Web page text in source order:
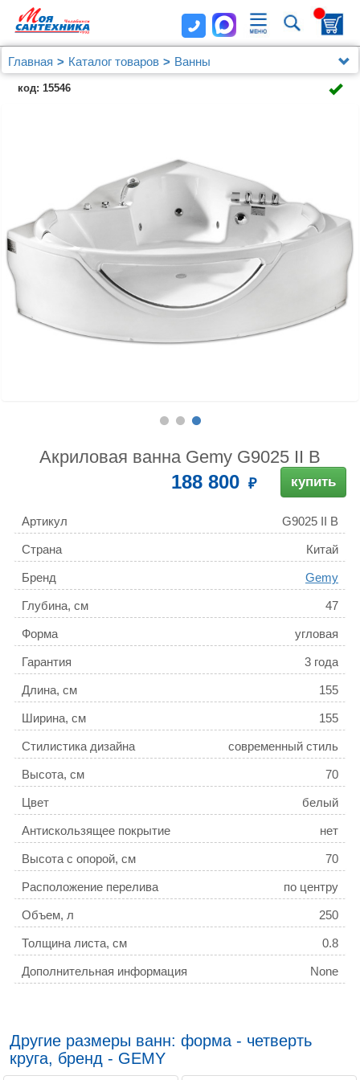
Главная Каталог товаров
Ванны
Акриловая ванна Gemy G9025 II B
код: 15546
Акриловая ванна Gemy G9025 II B
188 800 купить
Артикул G9025 II B
Страна Китай
Бренд Gemy
Глубина, см 47
Форма угловая
Гарантия 3 года
Длина, см 155
Ширина, см 155
Стилистика дизайна современный стиль
Высота, см 70
Цвет белый
Антискользящее покрытие нет
Высота с опорой, см 70
Расположение перелива по центру
Объем, л 250
Толщина листа, см 0.8
Дополнительная информация None
Материал
Другие размеры ванн: форма - четверть
круга, бренд - GEMY